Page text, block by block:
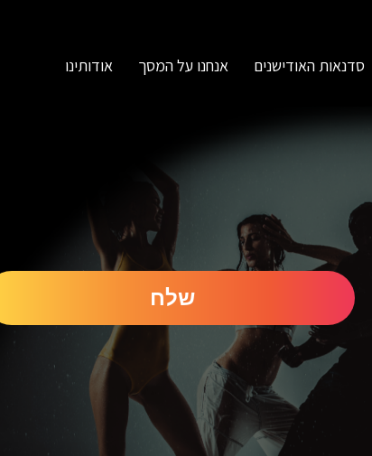
סדנאות האודישנים אנחנו על המסך אודותינו